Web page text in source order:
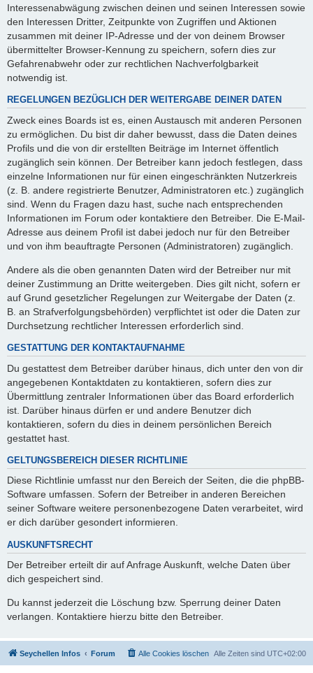
Interessenabwägung zwischen deinen und seinen Interessen sowie
den Interessen Dritter, Zeitpunkte von Zugriffen und Aktionen
zusammen mit deiner IP-Adresse und der von deinem Browser
übermittelter Browser-Kennung zu speichern, sofern dies zur
Gefahrenabwehr oder zur rechtlichen Nachverfolgbarkeit
notwendig ist.
REGELUNGEN BEZÜGLICH DER WEITERGABE DEINER DATEN
Zweck eines Boards ist es, einen Austausch mit anderen Personen
zu ermöglichen. Du bist dir daher bewusst, dass die Daten deines
Profils und die von dir erstellten Beiträge im Internet öffentlich
zugänglich sein können. Der Betreiber kann jedoch festlegen, dass
einzelne Informationen nur für einen eingeschränkten Nutzerkreis
(z. B. andere registrierte Benutzer, Administratoren etc.) zugänglich
sind. Wenn du Fragen dazu hast, suche nach entsprechenden
Informationen im Forum oder kontaktiere den Betreiber. Die E-Mail-
Adresse aus deinem Profil ist dabei jedoch nur für den Betreiber
und von ihm beauftragte Personen (Administratoren) zugänglich.
Andere als die oben genannten Daten wird der Betreiber nur mit
deiner Zustimmung an Dritte weitergeben. Dies gilt nicht, sofern er
auf Grund gesetzlicher Regelungen zur Weitergabe der Daten (z.
B. an Strafverfolgungsbehörden) verpflichtet ist oder die Daten zur
Durchsetzung rechtlicher Interessen erforderlich sind.
GESTATTUNG DER KONTAKTAUFNAHME
Du gestattest dem Betreiber darüber hinaus, dich unter den von dir
angegebenen Kontaktdaten zu kontaktieren, sofern dies zur
Übermittlung zentraler Informationen über das Board erforderlich
ist. Darüber hinaus dürfen er und andere Benutzer dich
kontaktieren, sofern du dies in deinem persönlichen Bereich
gestattet hast.
GELTUNGSBEREICH DIESER RICHTLINIE
Diese Richtlinie umfasst nur den Bereich der Seiten, die die phpBB-
Software umfassen. Sofern der Betreiber in anderen Bereichen
seiner Software weitere personenbezogene Daten verarbeitet, wird
er dich darüber gesondert informieren.
AUSKUNFTSRECHT
Der Betreiber erteilt dir auf Anfrage Auskunft, welche Daten über
dich gespeichert sind.
Du kannst jederzeit die Löschung bzw. Sperrung deiner Daten
verlangen. Kontaktiere hierzu bitte den Betreiber.
Seychellen Infos Forum Alle Zeiten sind UTC+02:00
Alle Cookies löschen